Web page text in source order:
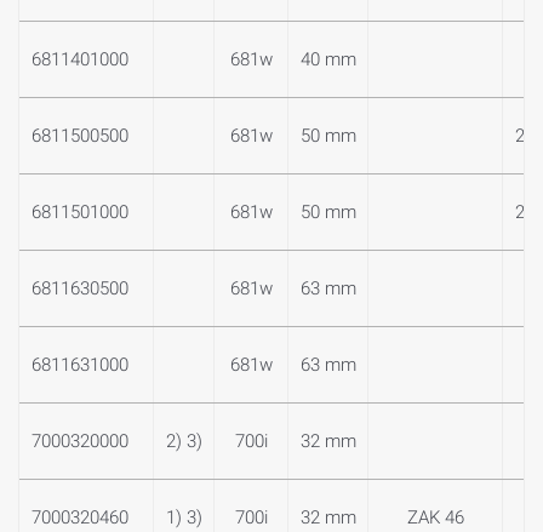
6811401000 681w 40 mm
6811500500 681w 50 mm 2
6811501000 681w 50 mm 2
6811630500 681w 63 mm
6811631000 681w 63 mm
7000320000 2) 3) 700i 32 mm
7000320460 1) 3) 700i 32 mm ZAK 46